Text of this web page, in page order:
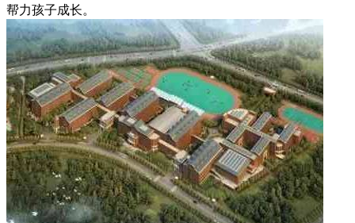
帮力孩子成长。